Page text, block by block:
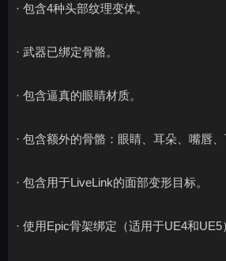
· 包含4种头部纹理变体。
· 武器已绑定骨骼。
· 包含逼真的眼睛材质。
· 包含额外的骨骼：眼睛、耳朵、嘴唇、
· 包含用于LiveLink的面部变形目标。
· 使用Epic骨架绑定（适用于UE4和UE5